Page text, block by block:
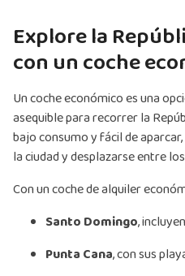
Explore la
con un coche
Un coche económico es una
asequible para recorrer la
bajo consumo y fácil de
la ciudad y desplazarse entre
Con un coche de alquiler
Santo Domingo,
Punta Cana, con sus